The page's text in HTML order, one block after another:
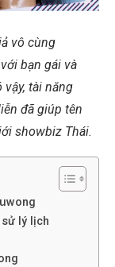
vô cùng
bạn gái và
tài năng
đã giúp tên
showbiz Thái.
lý lịch